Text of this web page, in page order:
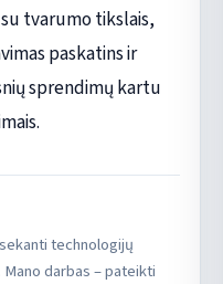
tvarumo tikslais,
paskatins ir
sprendimų kartu
technologijų
darbas – pateikti